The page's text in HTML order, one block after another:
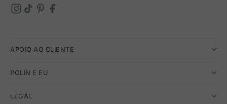
APOIO AO CLIENTE
POLÍN E EU
LEGAL